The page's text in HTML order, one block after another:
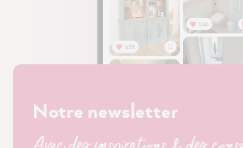
Notre newsletter